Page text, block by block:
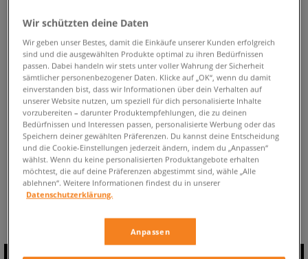
Ändere den Suchbegriff. Versuche, weniger Filter zu
verwenden.
ZURÜCK ZUM SHOP
Aktuell schaust du:Puma Trailfox Overland ✔️für Damen
Verfügbare Anzahl:0
Wir schützten deine Daten
Wir geben unser Bestes, damit die Einkäufe unserer Kunden erfolgreich
sind und die ausgewählten Produkte optimal zu ihren Bedürfnissen
passen. Dabei handeln wir stets unter voller Wahrung der Sicherheit
sämtlicher personenbezogener Daten. Klicke auf „OK“, wenn du damit
einverstanden bist, dass wir Informationen über dein Verhalten auf
unserer Website nutzen, um speziell für dich personalisierte Inhalte
vorzubereiten – darunter Produktempfehlungen, die zu deinen
Bedürfnissen und Interessen passen, personalisierte Werbung oder das
Speichern deiner gewählten Präferenzen. Du kannst deine Entscheidung
und die Cookie-Einstellungen jederzeit ändern, indem du „Anpassen“
wählst. Wenn du keine personalisierten Produktangebote erhalten
möchtest, die auf deine Präferenzen abgestimmt sind, wähle „Alle
ablehnen“. Weitere Informationen findest du in unserer
Datenschutzerklärung.
Anpassen